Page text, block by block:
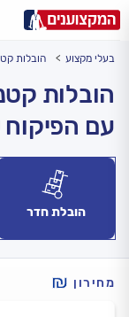
עירעיר: תל אביב,
בעלי מקצוע הובלות
הובלות
עם
הובלת חדר
מחירון